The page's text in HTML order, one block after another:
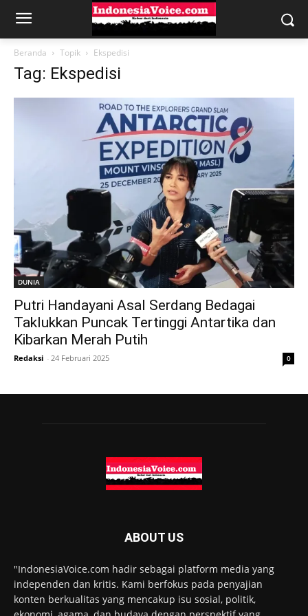
Beranda Topik Ekspedisi
Tag: Ekspedisi
DUNIA
Putri Handayani Asal Serdang Bedagai
Taklukkan Puncak Tertinggi Antartika dan
Kibarkan Merah Putih
Redaksi - 24 Februari 2025 0
ABOUT US
"IndonesiaVoice.com hadir sebagai platform media yang
independen dan kritis. Kami berfokus pada penyajian
konten berkualitas yang mencakup isu sosial, politik,